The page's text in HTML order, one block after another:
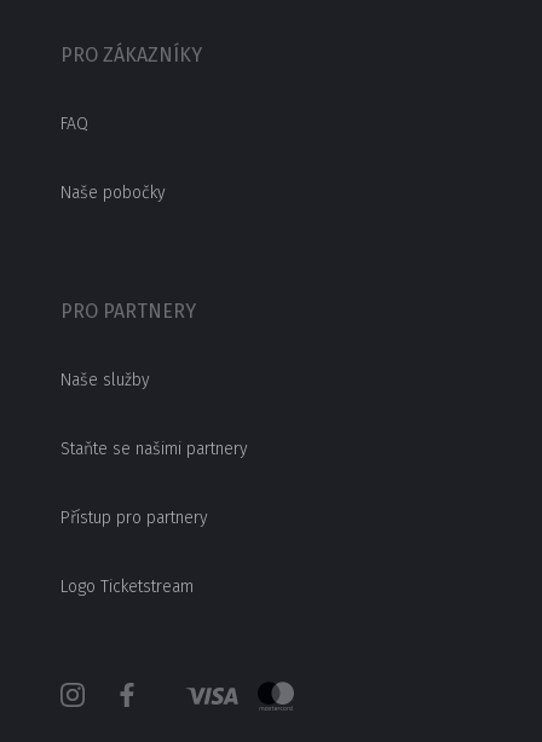
PRO ZÁKAZNÍKY
FAQ
Naše pobočky
PRO PARTNERY
Naše služby
Staňte se našimi partnery
Přístup pro partnery
Logo Ticketstream